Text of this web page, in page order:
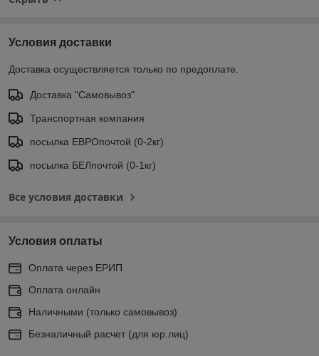
Условия доставки
Доставка осуществляется только по предоплате.
Доставка "Самовывоз"
Транспортная компания
посылка ЕВРОпочтой (0-2кг)
посылка БЕЛпочтой (0-1кг)
Все условия доставки
Условия оплаты
Оплата через ЕРИП
Оплата онлайн
Наличными (только самовывоз)
Безналичный расчет (для юр.лиц)